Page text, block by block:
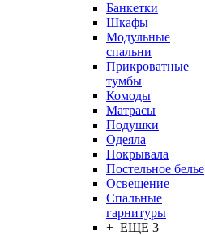
Банкетки
Шкафы
Модульные
спальни
Прикроватные
тумбы
Комоды
Матрасы
Подушки
Одеяла
Покрывала
Постельное белье
Освещение
Спальные
гарнитуры
+ ЕЩЕ 3